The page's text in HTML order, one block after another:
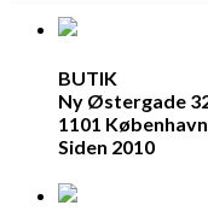
BUTIK
Ny Østergade
1101
Siden 2010